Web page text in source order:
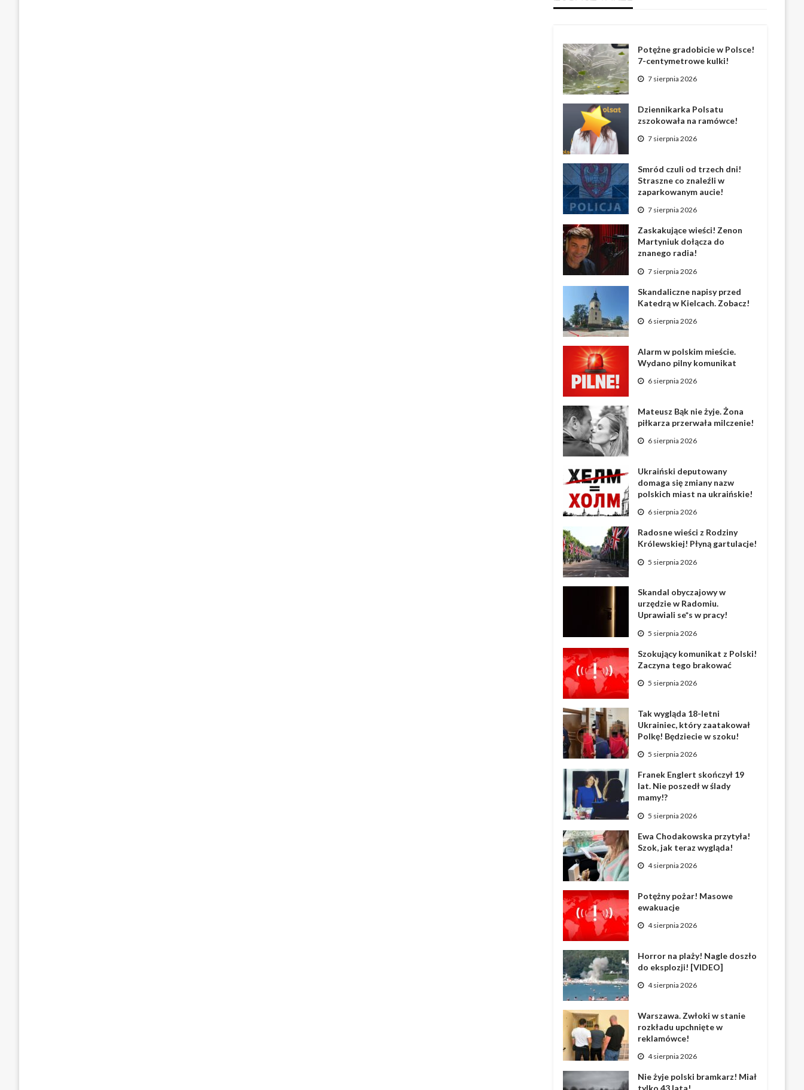
Potężne gradobicie w Polsce!
7-centymetrowe kulki!
7 sierpnia 2026
Dziennikarka Polsatu
zszokowała na ramówce!
7 sierpnia 2026
Smród czuli od trzech dni!
Straszne co znaleźli w
zaparkowanym aucie!
7 sierpnia 2026
Zaskakujące wieści! Zenon
Martyniuk dołącza do
znanego radia!
7 sierpnia 2026
Skandaliczne napisy przed
Katedrą w Kielcach. Zobacz!
6 sierpnia 2026
Alarm w polskim mieście.
Wydano pilny komunikat
6 sierpnia 2026
Mateusz Bąk nie żyje. Żona
piłkarza przerwała milczenie!
6 sierpnia 2026
Ukraiński deputowany
domaga się zmiany nazw
polskich miast na ukraińskie!
6 sierpnia 2026
Radosne wieści z Rodziny
Królewskiej! Płyną gartulacje!
5 sierpnia 2026
Skandal obyczajowy w
urzędzie w Radomiu.
Uprawiali se*s w pracy!
5 sierpnia 2026
Szokujący komunikat z Polski!
Zaczyna tego brakować
5 sierpnia 2026
Tak wygląda 18-letni
Ukrainiec, który zaatakował
Polkę! Będziecie w szoku!
5 sierpnia 2026
Franek Englert skończył 19
lat. Nie poszedł w ślady
mamy!?
5 sierpnia 2026
Ewa Chodakowska przytyła!
Szok, jak teraz wygląda!
4 sierpnia 2026
Potężny pożar! Masowe
ewakuacje
4 sierpnia 2026
Horror na plaży! Nagle doszło
do eksplozji! [VIDEO]
4 sierpnia 2026
Warszawa. Zwłoki w stanie
rozkładu upchnięte w
reklamówce!
4 sierpnia 2026
Nie żyje polski bramkarz! Miał